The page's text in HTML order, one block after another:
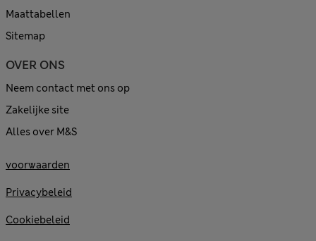
Maattabellen
Sitemap
OVER ONS
Neem contact met ons op
Zakelijke site
Alles over M&S
voorwaarden
Privacybeleid
Cookiebeleid